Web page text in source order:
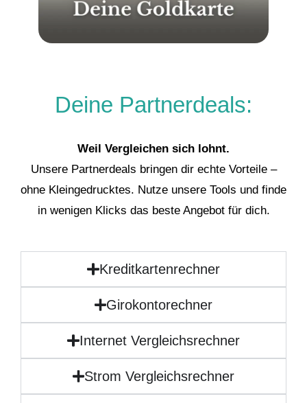
Deine Partnerdeals:
Weil Vergleichen sich lohnt.
Unsere Partnerdeals bringen dir echte Vorteile –
ohne Kleingedrucktes. Nutze unsere Tools und finde
in wenigen Klicks das beste Angebot für dich.
Kreditkartenrechner
Girokontorechner
Internet Vergleichsrechner
Strom Vergleichsrechner